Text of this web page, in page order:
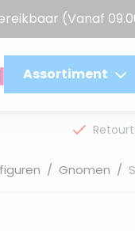
(Vanaf
Assortiment
/ Gnomen /